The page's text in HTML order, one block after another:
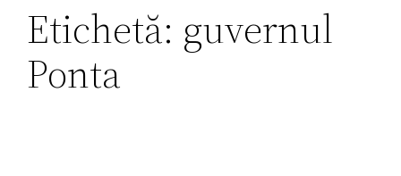
Etichetă: guvernul
Ponta